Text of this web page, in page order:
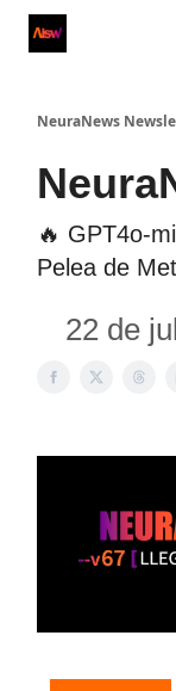
NeuraNews
🔥 GPT4o-
Pelea de
22 de